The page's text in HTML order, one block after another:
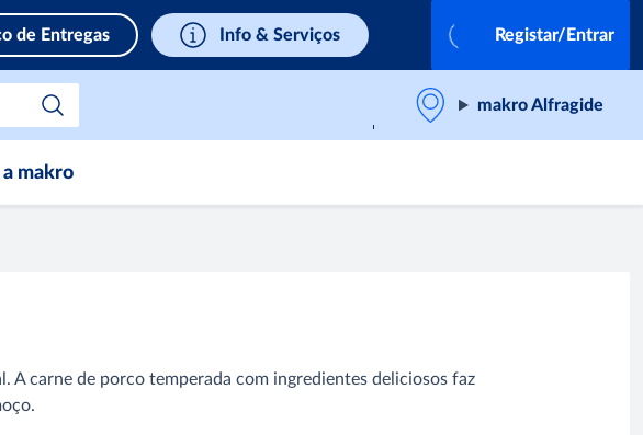
de Entregas Info & Serviços Registar/Entrar
makro Alfragide
makro
A carne de porco temperada com ingredientes deliciosos faz